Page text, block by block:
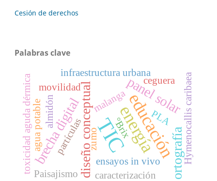
Cesión de derechos
Palabras clave
TICenergía
educación
panel solar
diseño conceptual ortografía
brecha digital
partículas
infraestructura urbana
ensayos in vivo
toxicidad aguda dérmica Hymenocallis caribaea
agua potable
caracterización
movilidad
malanga
Paisajismo
PLA
almidón
ceguera
zumo °Brix